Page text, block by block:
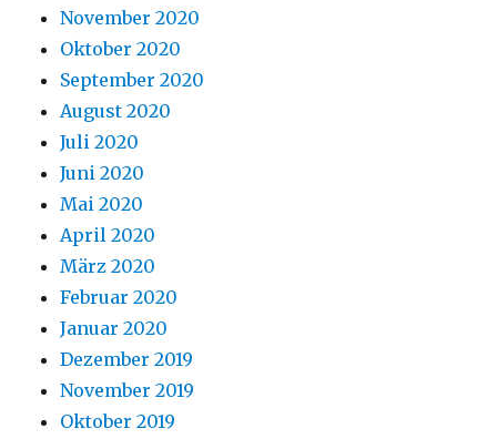
November 2020
Oktober 2020
September 2020
August 2020
Juli 2020
Juni 2020
Mai 2020
April 2020
März 2020
Februar 2020
Januar 2020
Dezember 2019
November 2019
Oktober 2019